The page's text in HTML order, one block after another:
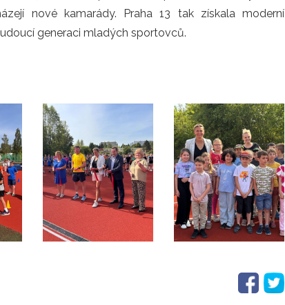
nové kamarády. Praha 13 tak získala moderní
generaci mladých sportovců.